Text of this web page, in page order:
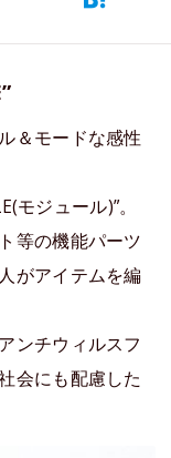
＆モードな感性
モジュール)”。
等の機能パーツ
がアイテムを編
ンチウィルスフ
会にも配慮した